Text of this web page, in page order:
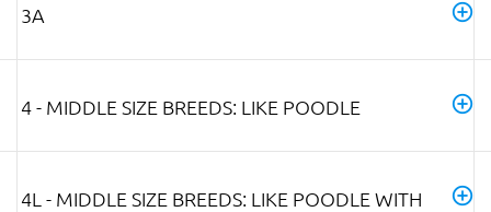
3A
4 - MIDDLE SIZE BREEDS: LIKE POODLE
4L - MIDDLE SIZE BREEDS: LIKE POODLE WITH